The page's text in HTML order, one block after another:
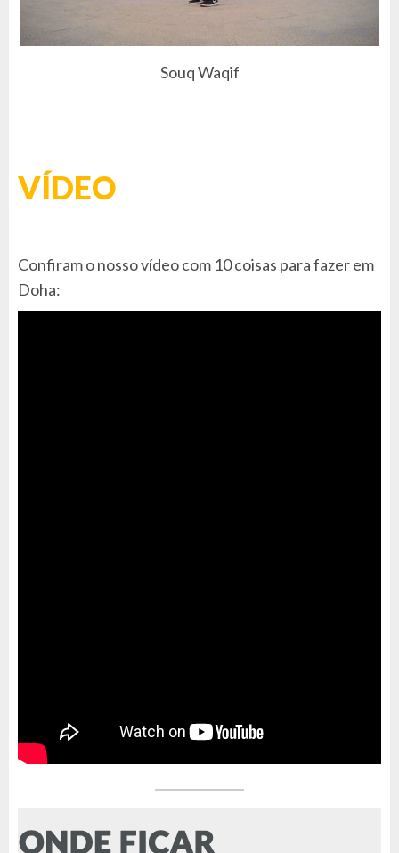
Souq Waqif
VÍDEO
Confiram o nosso vídeo com 10 coisas para fazer em
Doha: